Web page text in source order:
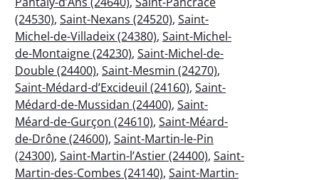
(24530), Saint-Nexans (24520), Saint-
Michel-de-Villadeix (24380), Saint-Michel-
de-Montaigne (24230), Saint-Michel-de-
Double (24400), Saint-Mesmin (24270),
Saint-Médard-d’Excideuil (24160), Saint-
Médard-de-Mussidan (24400), Saint-
Méard-de-Gurçon (24610), Saint-Méard-
de-Drône (24600), Saint-Martin-le-Pin
(24300), Saint-Martin-l’Astier (24400), Saint-
Martin-des-Combes (24140), Saint-Martin-